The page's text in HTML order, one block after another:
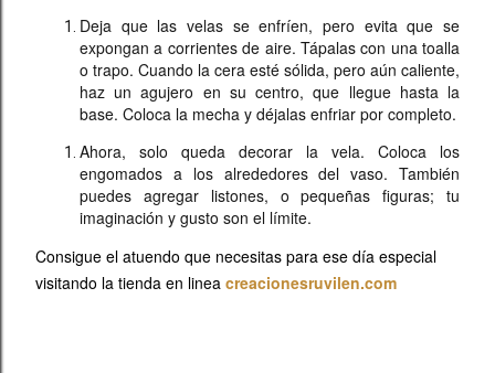
Deja que las velas se enfríen, pero evita que se
expongan a corrientes de aire. Tápalas con una toalla
o trapo. Cuando la cera esté sólida, pero aún caliente,
haz un agujero en su centro, que llegue hasta la
base. Coloca la mecha y déjalas enfriar por completo.
Ahora, solo queda decorar la vela. Coloca los
engomados a los alrededores del vaso. También
puedes agregar listones, o pequeñas figuras; tu
imaginación y gusto son el límite.
Consigue el atuendo que necesitas para ese día especial
visitando la tienda en linea creacionesruvilen.com